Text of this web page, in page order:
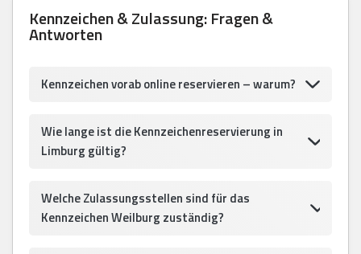
Kennzeichen & Zulassung: Fragen &
Antworten
Kennzeichen vorab online reservieren – warum?
Wie lange ist die Kennzeichenreservierung in
Limburg gültig?
Welche Zulassungsstellen sind für das
Kennzeichen Weilburg zuständig?